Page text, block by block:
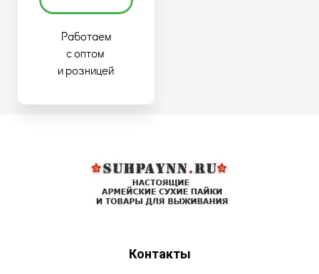
Работаем
с оптом
и розницей
Контакты